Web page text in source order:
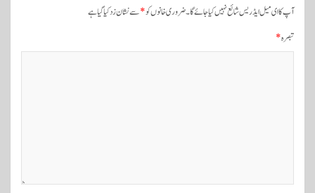
آپ کا ای میل ایڈریس شائع نہیں کیا جائے گا۔ضروری خانوں کو*سے نشان زد کیا گیا ہے
تبصرہ*